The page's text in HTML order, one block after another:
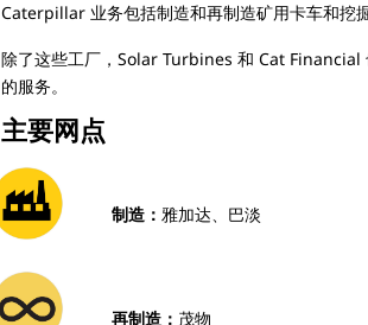
Caterpillar 业务包括制造和再制造矿用卡车和挖
除了这些工厂，Solar Turbines 和 Cat Financial
的服务。
主要网点
制造：雅加达、巴淡
再制造： 茂物